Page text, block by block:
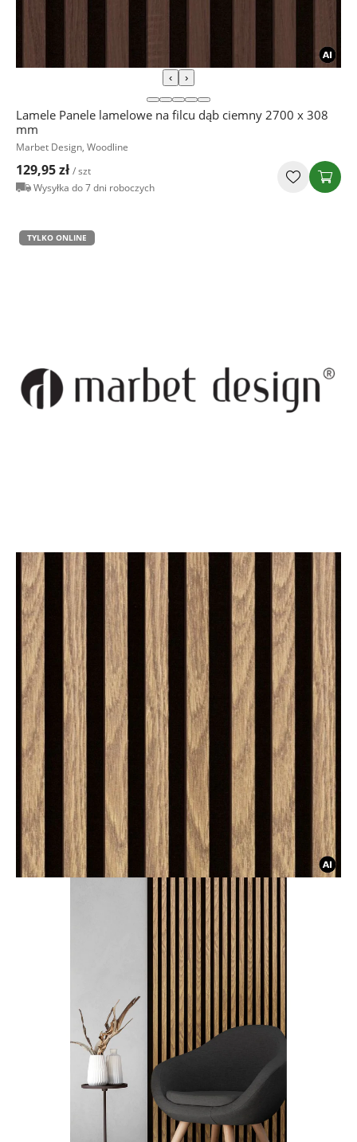
‹ ›
Lamele Panele lamelowe na filcu dąb ciemny 2700 x 308
mm
Marbet Design, Woodline
129,95 zł / szt
Wysyłka do 7 dni roboczych
TYLKO ONLINE